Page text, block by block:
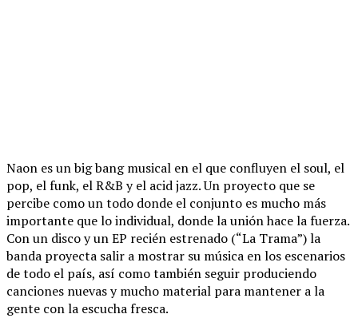
Naon es un big bang musical en el que confluyen el soul, el
pop, el funk, el R&B y el acid jazz. Un proyecto que se
percibe como un todo donde el conjunto es mucho más
importante que lo individual, donde la unión hace la fuerza.
Con un disco y un EP recién estrenado (“La Trama”) la
banda proyecta salir a mostrar su música en los escenarios
de todo el país, así como también seguir produciendo
canciones nuevas y mucho material para mantener a la
gente con la escucha fresca.